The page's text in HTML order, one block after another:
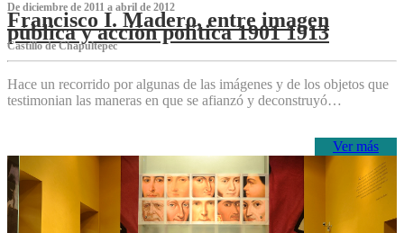
De diciembre de 2011 a abril de 2012
Francisco I. Madero, entre imagen
pública y acción política 1901 1913
Castillo de Chapultepec
Hace un recorrido por algunas de las imágenes y de los objetos que
testimonian las maneras en que se afianzó y deconstruyó…
Ver más